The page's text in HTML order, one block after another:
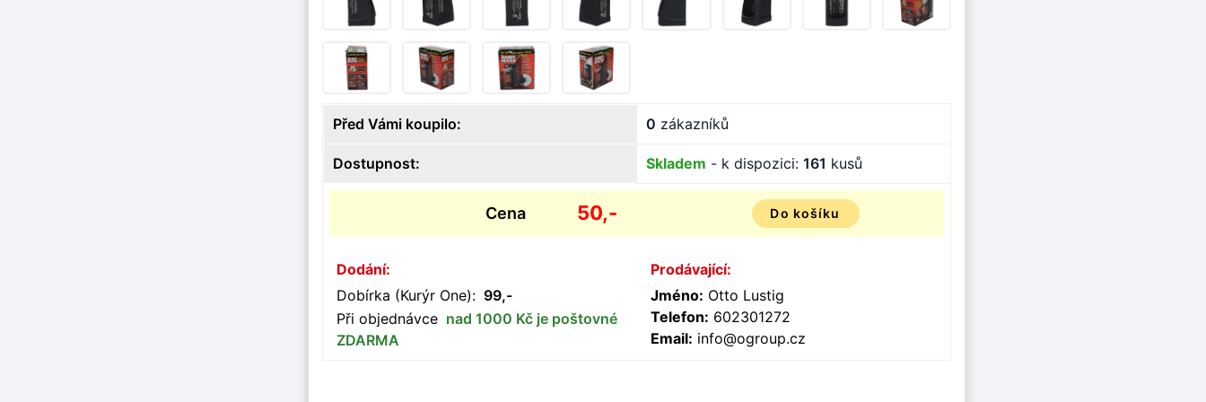
Před Vámi koupilo: 0 zákazníků
Dostupnost: Skladem - k dispozici:161 kusů
Cena 50,- Do košíku
Dodání:
Dobírka (Kurýr One): 99,-
Při objednávce nad 1000 Kč je poštovné
ZDARMA
Prodávající:
Jméno: Otto Lustig
Telefon: 602301272
Email: info@ogroup.cz